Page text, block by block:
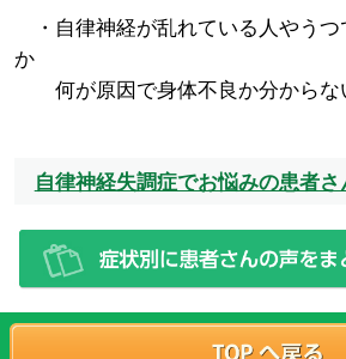
・自律神経が乱れている人やうつ
か
何が原因で身体不良か分からな
自律神経失調症でお悩みの患者